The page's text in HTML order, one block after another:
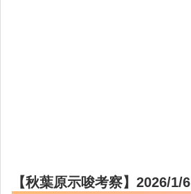
【秋葉原示唆考察】2026/1/6